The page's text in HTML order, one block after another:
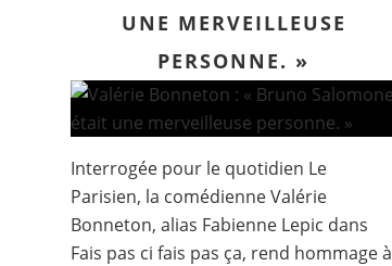
UNE MERVEILLEUSE
PERSONNE. »
Interrogée pour le quotidien Le
Parisien, la comédienne Valérie
Bonneton, alias Fabienne Lepic dans
Fais pas ci fais pas ça, rend hommage à